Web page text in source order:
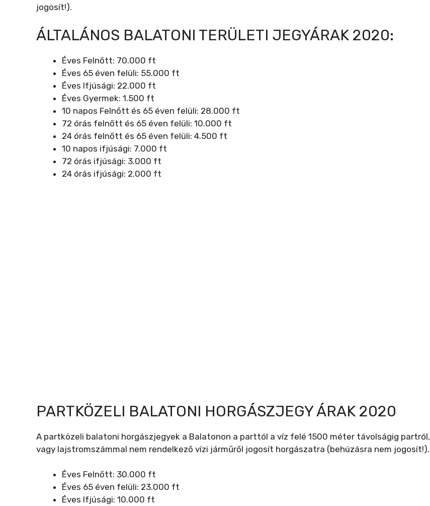
jogosít!).
ÁLTALÁNOS BALATONI TERÜLETI JEGYÁRAK 2020:
Éves Felnőtt: 70.000 ft
Éves 65 éven felüli: 55.000 ft
Éves Ifjúsági: 22.000 ft
Éves Gyermek: 1.500 ft
10 napos Felnőtt és 65 éven felüli: 28.000 ft
72 órás felnőtt és 65 éven felüli: 10.000 ft
24 órás felnőtt és 65 éven felüli: 4.500 ft
10 napos ifjúsági: 7.000 ft
72 órás ifjúsági: 3.000 ft
24 órás ifjúsági: 2.000 ft
PARTKÖZELI BALATONI HORGÁSZJEGY ÁRAK 2020
A partközeli balatoni horgászjegyek a Balatonon a parttól a víz felé 1500 méter távolságig partról,
vagy lajstromszámmal nem rendelkező vízi járműről jogosít horgászatra (behúzásra nem jogosít!).
Éves Felnőtt: 30.000 ft
Éves 65 éven felüli: 23.000 ft
Éves Ifjúsági: 10.000 ft